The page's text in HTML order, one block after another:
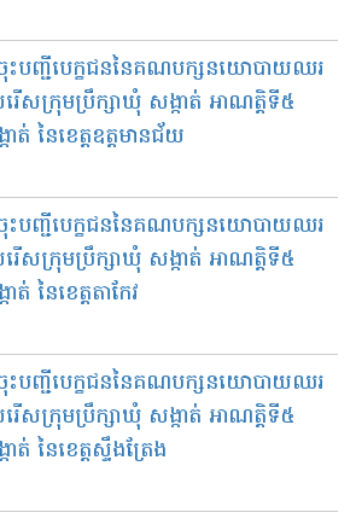
រចុះបញ្ជីបេក្ខជននៃគណបក្សនយោបាយឈរ
ើសក្រុមប្រឹក្សាឃុំ សង្កាត់ អាណត្តិទី៥
ត់ នៃខេត្តឧត្តមានជ័យ
រចុះបញ្ជីបេក្ខជននៃគណបក្សនយោបាយឈរ
ើសក្រុមប្រឹក្សាឃុំ សង្កាត់ អាណត្តិទី៥
នៃខេត្តតាកែវ
រចុះបញ្ជីបេក្ខជននៃគណបក្សនយោបាយឈរ
ើសក្រុមប្រឹក្សាឃុំ សង្កាត់ អាណត្តិទី៥
នៃខេត្តស្ទឹងត្រែង